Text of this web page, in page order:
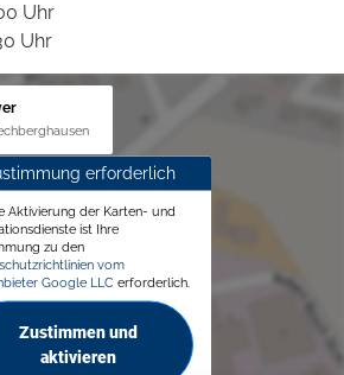
Uhr
Uhr
erforderlich
Aktivierung der Karten- und
ist Ihre
zu den
vom
Google LLC erforderlich.
Zustimmen und
aktivieren